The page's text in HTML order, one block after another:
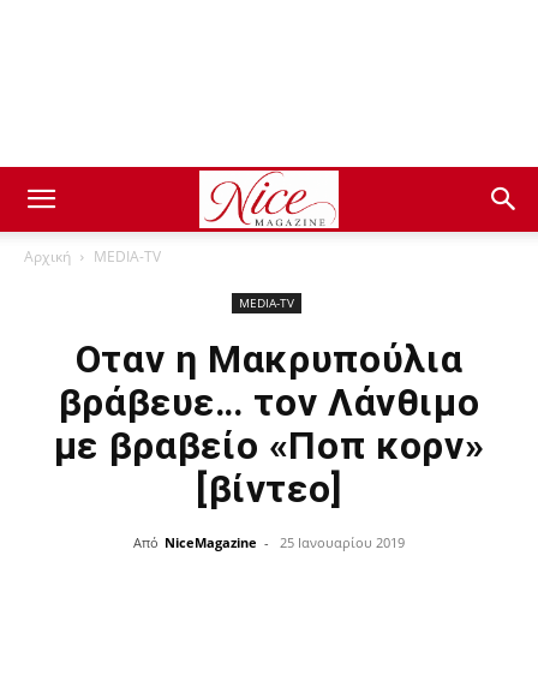
Αρχική ΜEDIA-TV
ΜEDIA-TV
Οταν η Μακρυπούλια
βράβευε… τον Λάνθιμο
με βραβείο «Ποπ κορν»
[βίντεο]
Από NiceMagazine - 25 Ιανουαρίου 2019